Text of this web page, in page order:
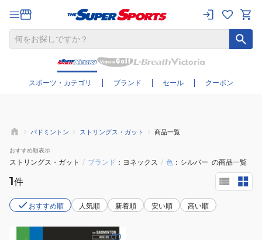
スポーツ・カテゴリ ブランド セール クーポン
さらに絞り込む
バドミントン ストリングス・ガット 商品一覧
おすすめ順表示
ストリングス・ガット / ブランド ヨネックス / 色 シルバー の商品一覧
1件
おすすめ順 人気順 新着順 安い順 高い順